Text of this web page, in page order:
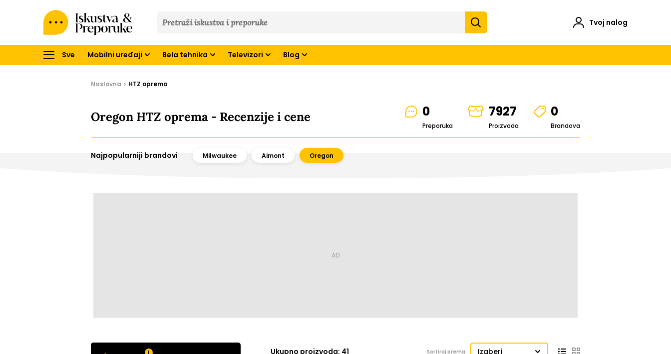
&
Tvoj nalog
Sve Mobilni uređaji Bela tehnika Televizori Blog
Naslovna HTZ oprema
Oregon HTZ oprema - Recenzije i cene 0
Preporuka
7927
Proizvoda
0
Brandova
Najpopularniji brandovi Milwaukee Aimont Oregon
Ukupno proizvoda: 41 Sortiraj prema Izaberi